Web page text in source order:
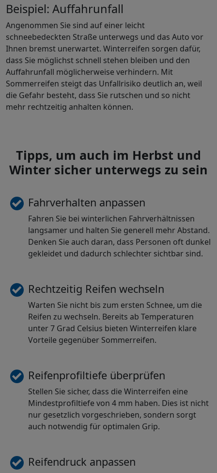
Beispiel: Auffahrunfall
Angenommen Sie sind auf einer leicht
schneebedeckten Straße unterwegs und das Auto vor
Ihnen bremst unerwartet. Winterreifen sorgen dafür,
dass Sie möglichst schnell stehen bleiben und den
Auffahrunfall möglicherweise verhindern. Mit
Sommerreifen steigt das Unfallrisiko deutlich an, weil
die Gefahr besteht, dass Sie rutschen und so nicht
mehr rechtzeitig anhalten können.
Tipps, um auch im Herbst und
Winter sicher unterwegs zu sein
Fahrverhalten anpassen
Fahren Sie bei winterlichen Fahrverhältnissen
langsamer und halten Sie generell mehr Abstand.
Denken Sie auch daran, dass Personen oft dunkel
gekleidet und dadurch schlechter sichtbar sind.
Rechtzeitig Reifen wechseln
Warten Sie nicht bis zum ersten Schnee, um die
Reifen zu wechseln. Bereits ab Temperaturen
unter 7 Grad Celsius bieten Winterreifen klare
Vorteile gegenüber Sommerreifen.
Reifenprofiltiefe überprüfen
Stellen Sie sicher, dass die Winterreifen eine
Mindestprofiltiefe von 4 mm haben. Dies ist nicht
nur gesetzlich vorgeschrieben, sondern sorgt
auch notwendig für optimalen Grip.
Reifendruck anpassen